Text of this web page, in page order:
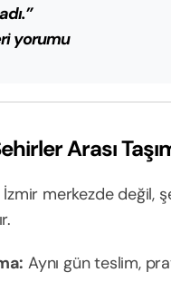
yorumu
Arası
merkezde değil,
Aynı gün teslim,